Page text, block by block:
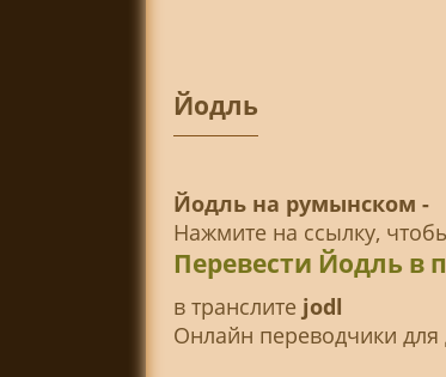
Йодль
Йодль на румынском -
Нажмите на ссылку,
Перевести Йодль в
в транслитe jodl
Онлайн переводчики для